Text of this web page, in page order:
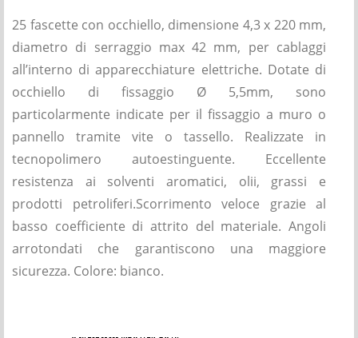
25 fascette con occhiello, dimensione 4,3 x 220 mm,
diametro di serraggio max 42 mm, per cablaggi
all’interno di apparecchiature elettriche. Dotate di
occhiello di fissaggio Ø 5,5mm, sono
particolarmente indicate per il fissaggio a muro o
pannello tramite vite o tassello. Realizzate in
tecnopolimero autoestinguente. Eccellente
resistenza ai solventi aromatici, olii, grassi e
prodotti petroliferi.Scorrimento veloce grazie al
basso coefficiente di attrito del materiale. Angoli
arrotondati che garantiscono una maggiore
sicurezza. Colore: bianco.